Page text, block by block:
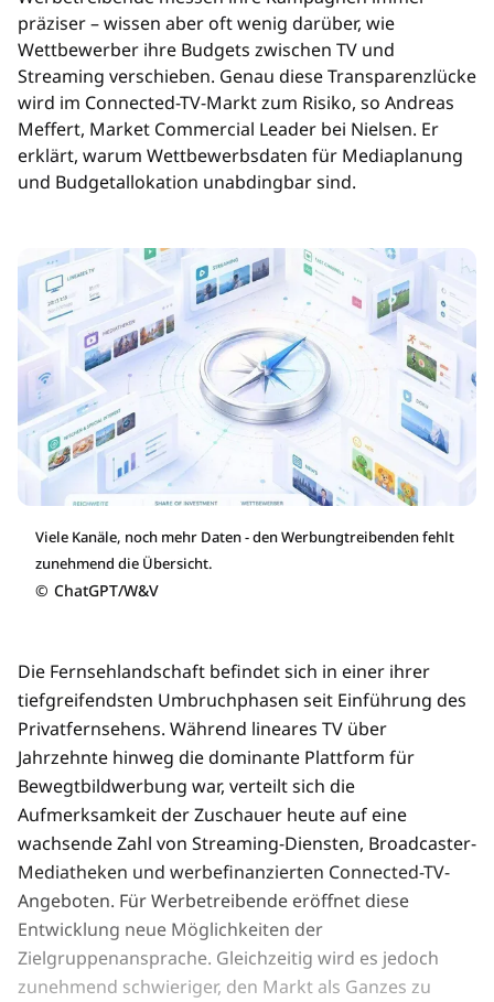
präziser – wissen aber oft wenig darüber, wie
Wettbewerber ihre Budgets zwischen TV und
Streaming verschieben. Genau diese Transparenzlücke
wird im Connected-TV-Markt zum Risiko, so Andreas
Meffert, Market Commercial Leader bei Nielsen. Er
erklärt, warum Wettbewerbsdaten für Mediaplanung
und Budgetallokation unabdingbar sind.
Viele Kanäle, noch mehr Daten - den Werbungtreibenden fehlt
zunehmend die Übersicht.
© ChatGPT/W&V
Die Fernsehlandschaft befindet sich in einer ihrer
tiefgreifendsten Umbruchphasen seit Einführung des
Privatfernsehens. Während lineares TV über
Jahrzehnte hinweg die dominante Plattform für
Bewegtbildwerbung war, verteilt sich die
Aufmerksamkeit der Zuschauer heute auf eine
wachsende Zahl von Streaming-Diensten, Broadcaster-
Mediatheken und werbefinanzierten Connected-TV-
Angeboten. Für Werbetreibende eröffnet diese
Entwicklung neue Möglichkeiten der
Zielgruppenansprache. Gleichzeitig wird es jedoch
zunehmend schwieriger, den Markt als Ganzes zu